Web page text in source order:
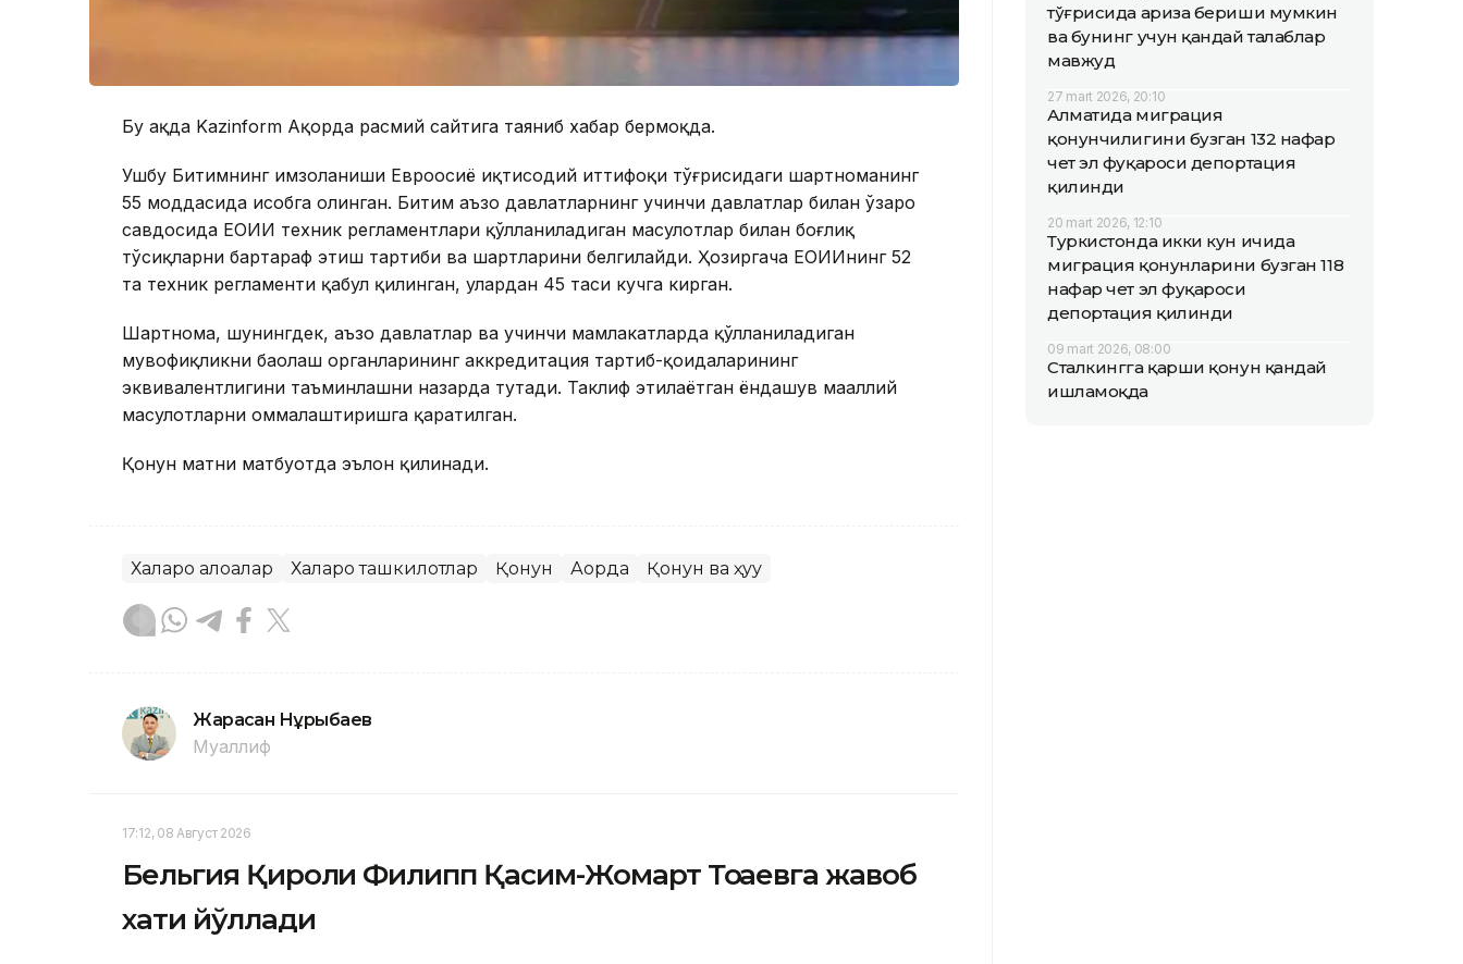
Бу ҳақда Kazinform Ақорда расмий сайтига таяниб хабар бермоқда.
Ушбу Битимнинг имзоланиши Евроосиё иқтисодий иттифоқи тўғрисидаги шартноманинг
55 моддасида ҳисобга олинган. Битим аъзо давлатларнинг учинчи давлатлар билан ўзаро
савдосида ЕОИИ техник регламентлари қўлланиладиган маҳсулотлар билан боғлиқ
тўсиқларни бартараф этиш тартиби ва шартларини белгилайди. Ҳозиргача ЕОИИнинг 52
та техник регламенти қабул қилинган, улардан 45 таси кучга кирган.
Шартнома, шунингдек, аъзо давлатлар ва учинчи мамлакатларда қўлланиладиган
мувофиқликни баҳолаш органларининг аккредитация тартиб-қоидаларининг
эквивалентлигини таъминлашни назарда тутади. Таклиф этилаётган ёндашув маҳаллий
маҳсулотларни оммалаштиришга қаратилган.
Қонун матни матбуотда эълон қилинади.
Халқаро алоқалар Халқаро ташкилотлар Қонун Ақорда Қонун ва ҳуқуқ
Жарасқан Нұрыбаев
Муаллиф
17:12, 08 Август 2026
Бельгия Қироли Филипп Қасим-Жомарт Тоқаевга жавоб
хати йўллади
тўғрисида ариза бериши мумкин
ва бунинг учун қандай талаблар
мавжуд
27 mart 2026, 20:10
Алматида миграция
қонунчилигини бузган 132 нафар
чет эл фуқароси депортация
қилинди
20 mart 2026, 12:10
Туркистонда икки кун ичида
миграция қонунларини бузган 118
нафар чет эл фуқароси
депортация қилинди
09 mart 2026, 08:00
Сталкингга қарши қонун қандай
ишламоқда